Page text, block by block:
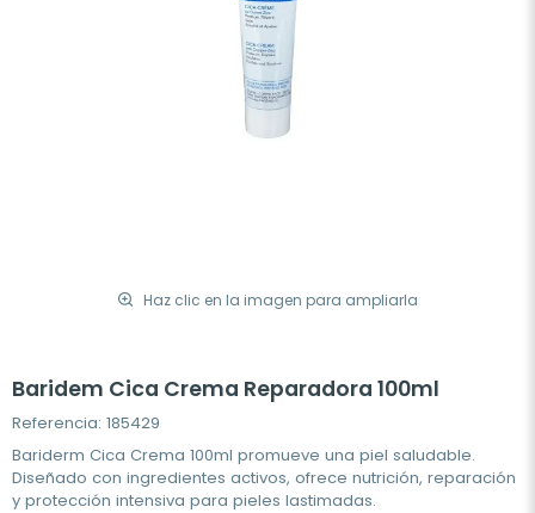
Haz clic en la imagen para ampliarla
Baridem Cica Crema Reparadora 100ml
Referencia: 185429
Bariderm Cica Crema 100ml promueve una piel saludable.
Diseñado con ingredientes activos, ofrece nutrición, reparación
y protección intensiva para pieles lastimadas.